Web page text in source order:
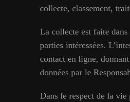
collecte, classement,
La collecte est faite
parties intéressées.
contact en ligne,
données par le
Dans le respect de la vie